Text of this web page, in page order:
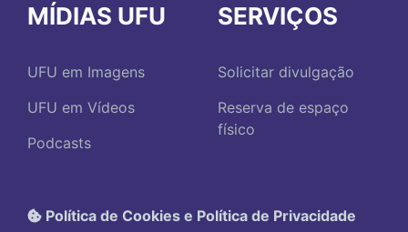
MÍDIAS UFU
UFU em Imagens
UFU em Vídeos
Podcasts
SERVIÇOS
Solicitar divulgação
Reserva de espaço
físico
Política de Cookies e Política de Privacidade